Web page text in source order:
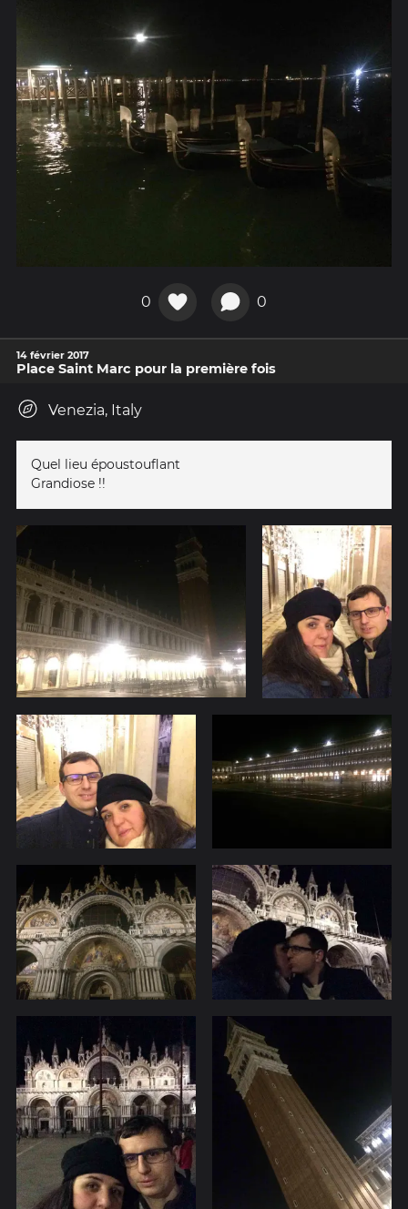
0 0
14 février 2017
Place Saint Marc pour la première fois
Venezia, Italy
Quel lieu époustouflant
Grandiose !!